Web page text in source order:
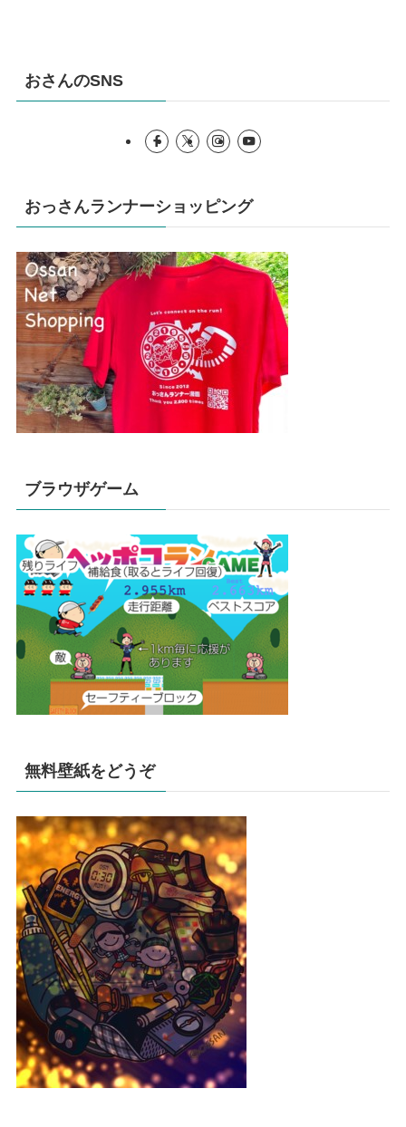
おさんのSNS
おっさんランナーショッピング
ブラウザゲーム
無料壁紙をどうぞ